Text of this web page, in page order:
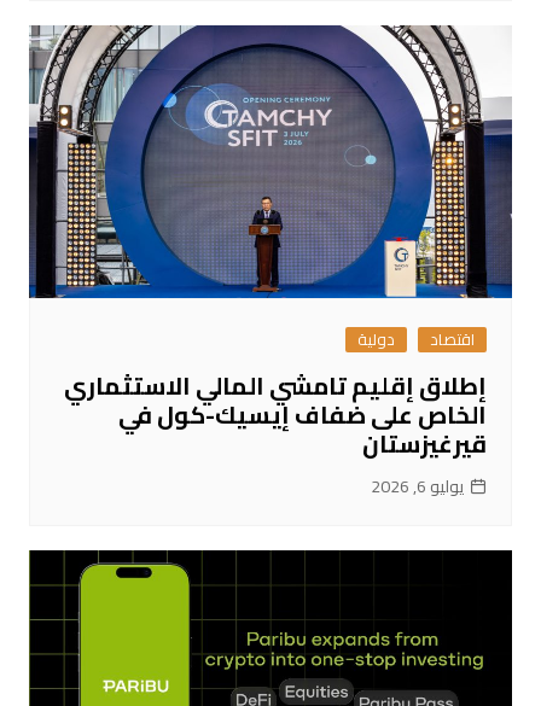
اقتصاد دولية
إطلاق إقليم تامشي المالي الاستثماري
الخاص على ضفاف إيسيك-كول في
قيرغيزستان
يوليو 6, 2026